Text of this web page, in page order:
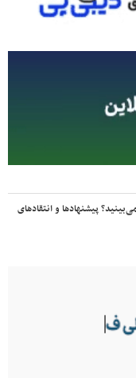
پیشنهادها و انتقادهای